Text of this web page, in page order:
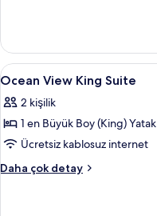
hakkında
daha
fazla
Ocean
View
King
Suite
için
tüm
4
Ocean View King Suite
2 kişilik
1 en Büyük Boy (King) Yatak
Ücretsiz kablosuz internet
Daha çok detay
Ocean